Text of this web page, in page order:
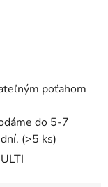
poťahom
do 5-7
(>5 ks)